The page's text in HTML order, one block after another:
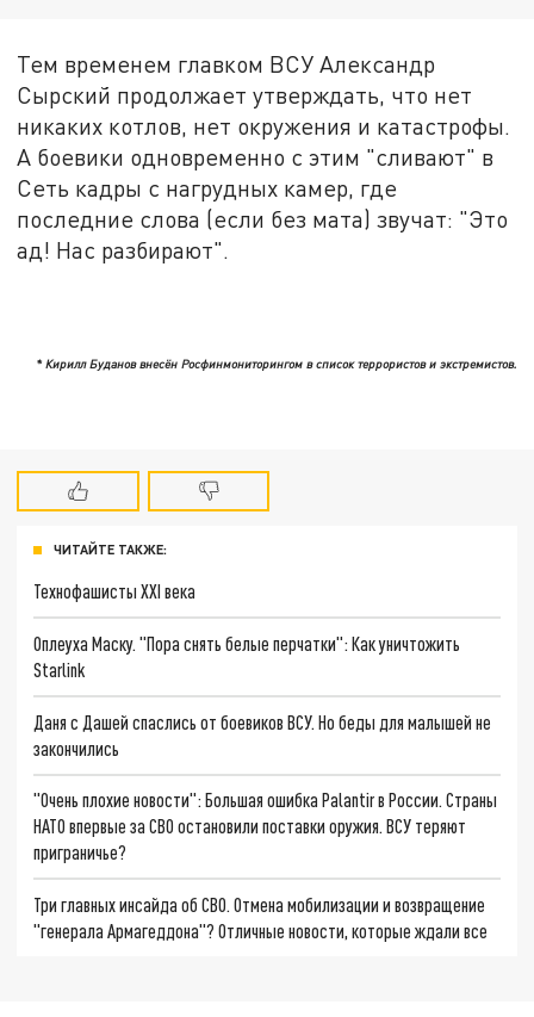
Тем временем главком ВСУ Александр
Сырский продолжает утверждать, что нет
никаких котлов, нет окружения и катастрофы.
А боевики одновременно с этим "сливают" в
Сеть кадры с нагрудных камер, где
последние слова (если без мата) звучат: "Это
ад! Нас разбирают".
* Кирилл Буданов внесён Росфинмониторингом в список террористов и экстремистов.
ЧИТАЙТЕ ТАКЖЕ:
Технофашисты XXI века
Оплеуха Маску. "Пора снять белые перчатки": Как уничтожить
Starlink
Даня с Дашей спаслись от боевиков ВСУ. Но беды для малышей не
закончились
"Очень плохие новости": Большая ошибка Palantir в России. Страны
НАТО впервые за СВО остановили поставки оружия. ВСУ теряют
приграничье?
Три главных инсайда об СВО. Отмена мобилизации и возвращение
"генерала Армагеддона"? Отличные новости, которые ждали все